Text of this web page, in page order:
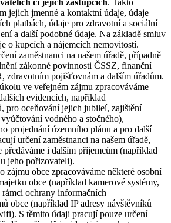
či jejich zástupcích. Takto
jejich jmenné a kontaktní údaje, údaje
platbách, údaje pro zdravotní a sociální
a další podobné údaje. Na základě smluv
o kupcích a nájemcích nemovitostí.
zaměstnanci na našem úřadě, případně
zákonné povinnosti ČSSZ, finanční
zdravotním pojišťovnám a dalším úřadům.
ve veřejném zájmu zpracováváme
evidencích, například
pro oceňování jejich jubileí, zajištění
vodného a stočného),
projednání územního plánu a pro další
určení zaměstnanci na našem úřadě,
předáváme i dalším příjemcům (například
jeho pořizovateli).
zájmu obce zpracováváme některé osobní
obce (například kamerové systémy,
ochrany informačních
obce (například IP adresy návštěvníků
S těmito údaji pracují pouze určení